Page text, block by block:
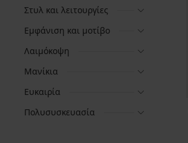
Στυλ και λειτουργίες
Εμφάνιση και μοτίβο
Λαιμόκοψη
Μανίκια
Ευκαιρία
Πολυσυσκευασία